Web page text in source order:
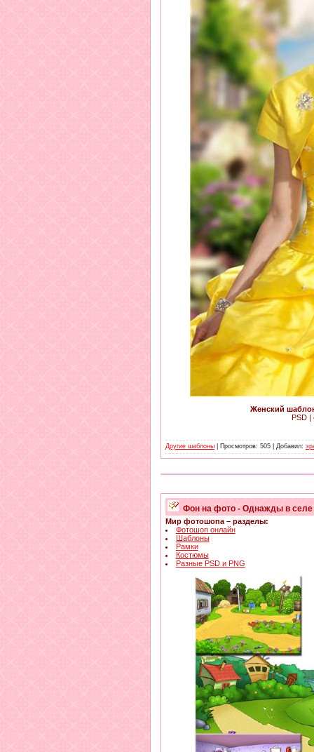
Женский
PSD |
Другие шаблоны | Просмотров: 505 | Добавил:
Фон на фото - Однажды в селе
Мир фотошопа – разделы:
Фотошоп онлайн
Шаблоны
Рамки
Костюмы
Разные PSD и PNG